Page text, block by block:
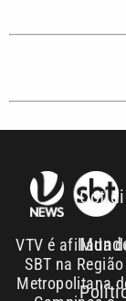
Anuncie
Área de